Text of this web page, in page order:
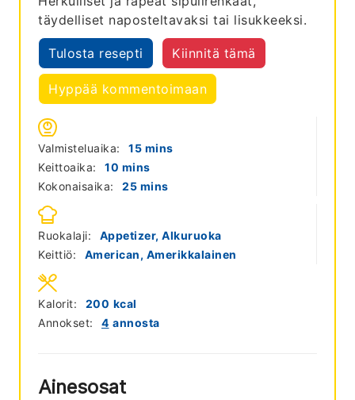
täydelliset naposteltavaksi tai lisukkeeksi.
Tulosta resepti Kiinnitä tämä
Hyppää kommentoimaan
Valmisteluaika: 15minutes
mins
Keittoaika:
10 minutes
mins
Kokonaisaika:
25minutes
mins
Ruokalaji:
Appetizer, Alkuruoka
Keittiö:
American, Amerikkalainen
Annokset: 4 annosta
Kalorit: 200 kcal
Ainesosat